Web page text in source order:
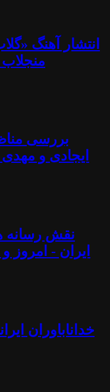
انتشار آهنگ
بررسی
ایجادی و
نقش رسانه
ایران - امروز
خداناباوران